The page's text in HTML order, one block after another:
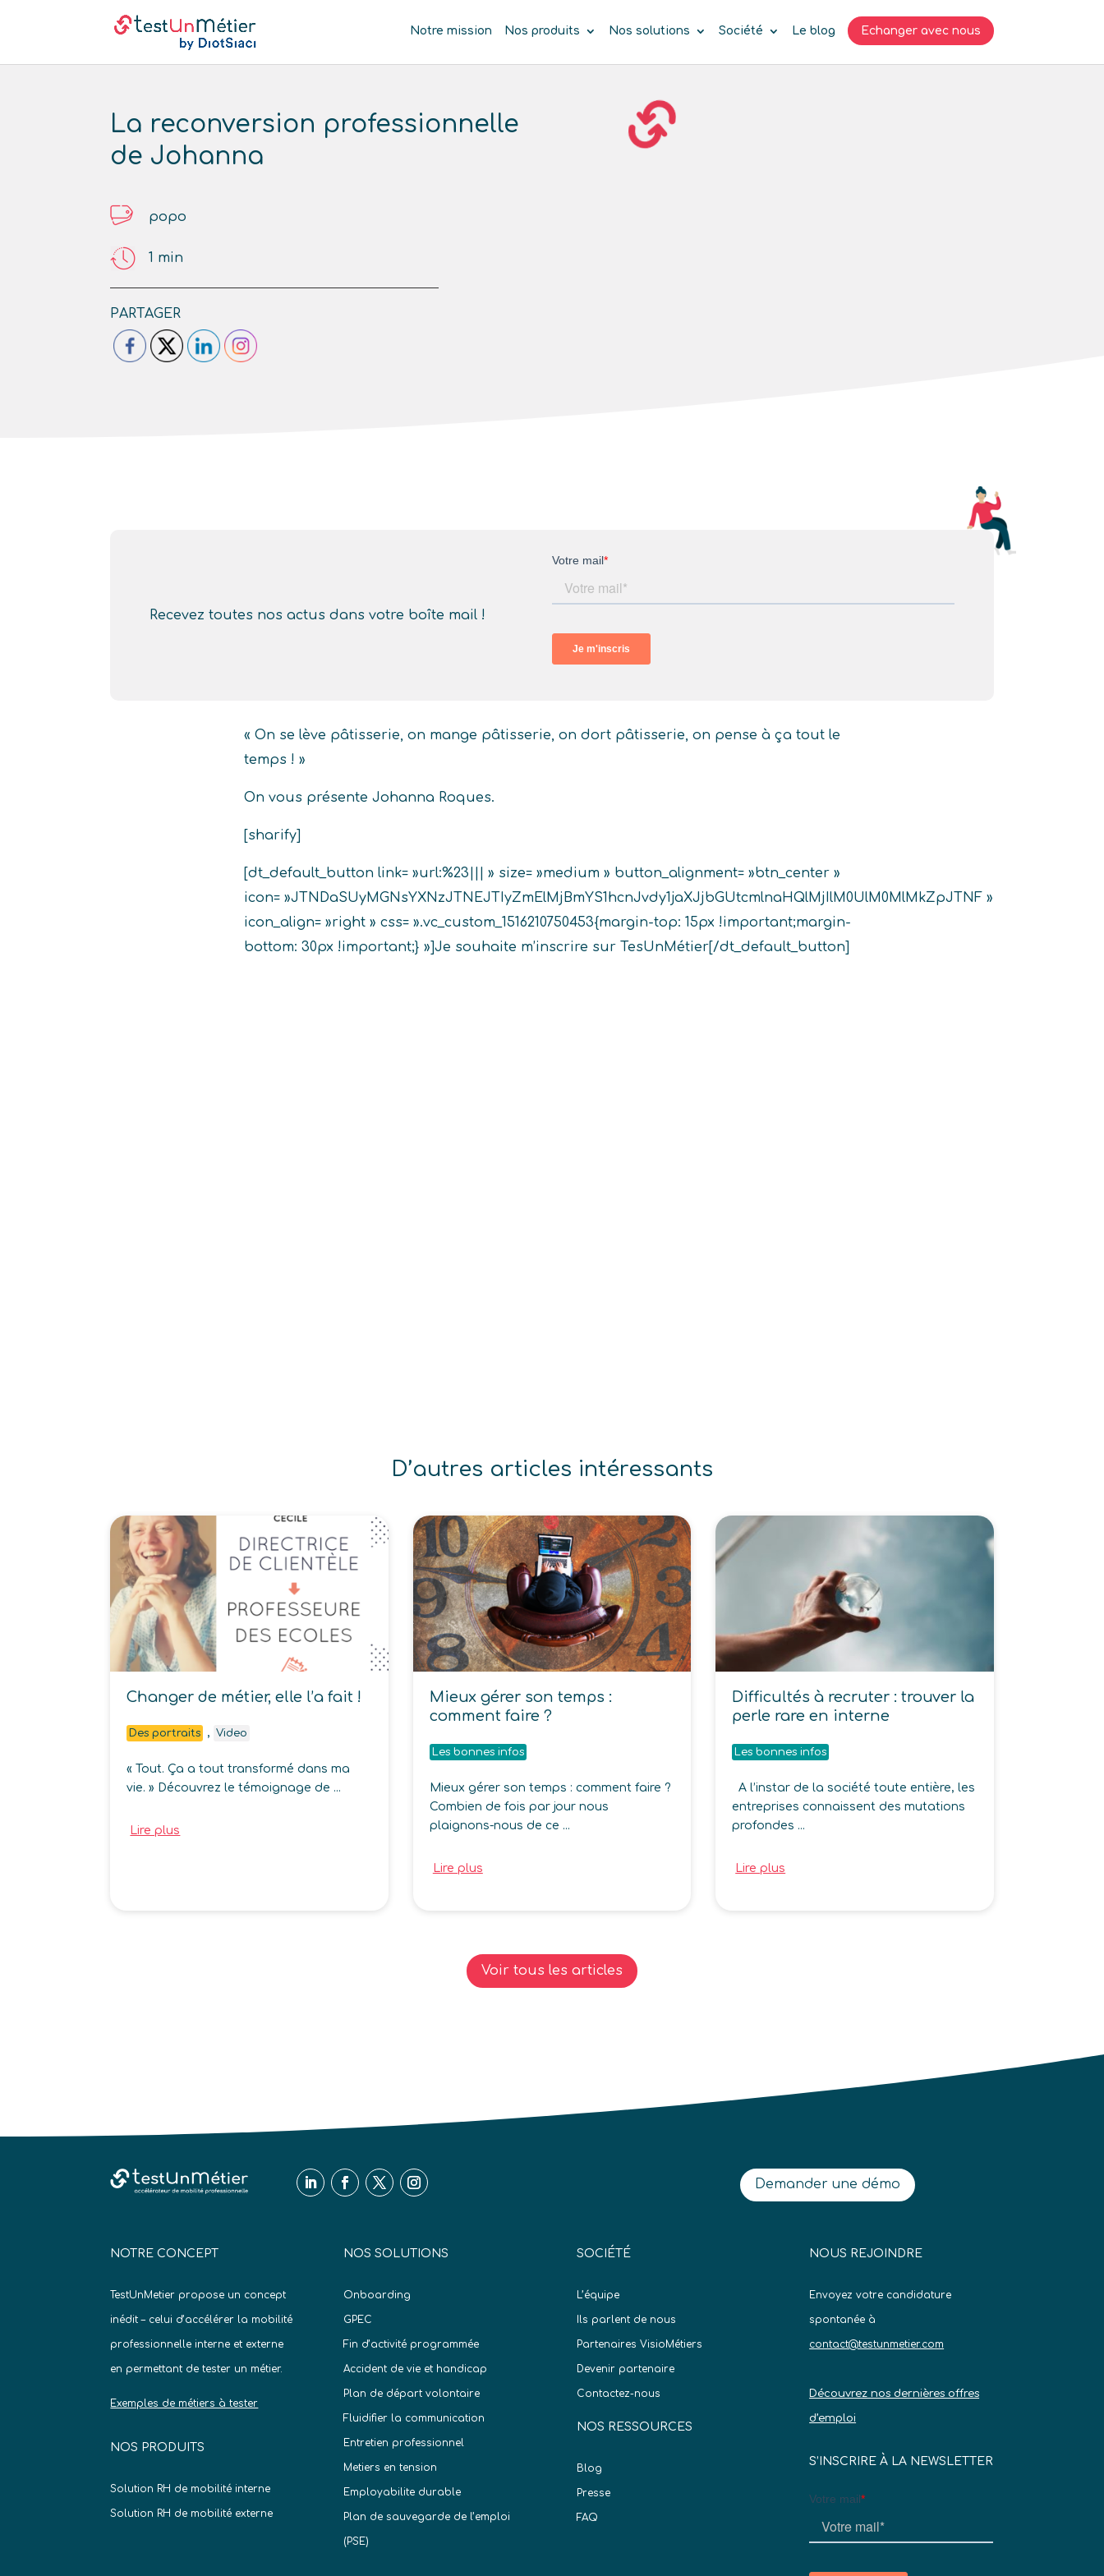
Notre mission Nos produits Nos solutions Société Le blog Echanger avec nous
La reconversion professionnelle
de Johanna
popo
1 min
PARTAGER
Recevez toutes nos actus dans votre boîte mail !
« On se lève pâtisserie, on mange pâtisserie, on dort pâtisserie, on pense à ça tout le
temps ! »
On vous présente Johanna Roques.
[sharify]
[dt_default_button link= »url:%23||| » size= »medium » button_alignment= »btn_center »
icon= »JTNDaSUyMGNsYXNzJTNEJTIyZmElMjBmYS1hcnJvdy1jaXJjbGUtcmlnaHQlMjIlM0UlM0MlMkZpJTNF »
icon_align= »right » css= ».vc_custom_1516210750453{margin-top: 15px !important;margin-
bottom: 30px !important;} »]Je souhaite m’inscrire sur TesUnMétier[/dt_default_button]
D’autres articles intéressants
Changer de métier, elle l’a fait !
Des portraits , Video
« Tout. Ça a tout transformé dans ma
vie. » Découvrez le témoignage de ...
Lire plus
Mieux gérer son temps :
comment faire ?
Les bonnes infos
Mieux gérer son temps : comment faire ?
Combien de fois par jour nous
plaignons-nous de ce ...
Lire plus
Difficultés à recruter : trouver la
perle rare en interne
Les bonnes infos
A l’instar de la société toute entière, les
entreprises connaissent des mutations
profondes ...
Lire plus
Voir tous les articles
Demander une démo
NOTRE CONCEPT
TestUnMetier propose un concept
inédit – celui d’accélérer la mobilité
professionnelle interne et externe
en permettant de tester un métier.
Exemples de métiers à tester
NOS PRODUITS
Solution RH de mobilité interne
Solution RH de mobilité externe
NOS SOLUTIONS
Onboarding
GPEC
Fin d’activité programmée
Accident de vie et handicap
Plan de départ volontaire
Fluidifier la communication
Entretien professionnel
Metiers en tension
Employabilite durable
Plan de sauvegarde de l’emploi
(PSE)
SOCIÉTÉ
L’équipe
Ils parlent de nous
Partenaires VisioMétiers
Devenir partenaire
Contactez-nous
NOS RESSOURCES
Blog
Presse
FAQ
NOUS REJOINDRE
Envoyez votre candidature
spontanée à
contact@testunmetier.com
Découvrez nos dernières offres
d’emploi
S’INSCRIRE À LA NEWSLETTER